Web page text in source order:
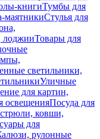
книгиТумбы для
маятникиСтулья для
лоджииТовары для
светильники,
Уличные
для картин,
освещенияПосуда для
ковши,
для
рулонные